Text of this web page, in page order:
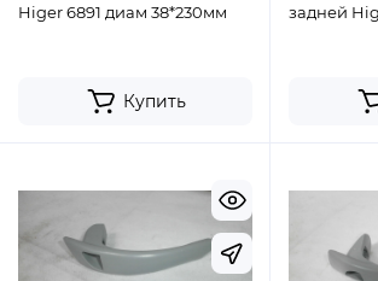
Higer 6891 диам 38*230мм
Купить
задней